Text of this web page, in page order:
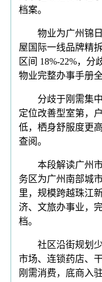
档案。
物业为广州锦日
屋国际一线品牌精
区间 18%-22%，分
物业完整办事手册
分歧于刚需集中
定位改善型室第，
低，栖身舒服度更
查阅。
本段解读广州市
务区为广州南部城
里，规模跨越珠江
济、文旅办事业，
档。
社区沿街规划少
市场、连锁药店、
刚需消费，底商入